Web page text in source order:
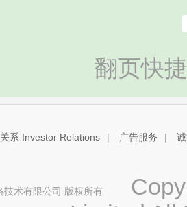
翻页快
系 Investor Relations | 广告服务 |
术有限公司 版权所有